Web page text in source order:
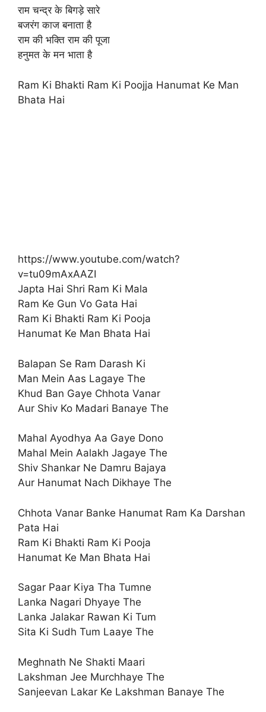
राम चन्द्र के बिगड़े सारे
बजरंग काज बनाता है
राम की भक्ति राम की पूजा
हनुमत के मन भाता है
Ram Ki Bhakti Ram Ki Poojja Hanumat Ke Man
Bhata Hai
https://www.youtube.com/watch?
v=tu09mAxAAZI
Japta Hai Shri Ram Ki Mala
Ram Ke Gun Vo Gata Hai
Ram Ki Bhakti Ram Ki Pooja
Hanumat Ke Man Bhata Hai
Balapan Se Ram Darash Ki
Man Mein Aas Lagaye The
Khud Ban Gaye Chhota Vanar
Aur Shiv Ko Madari Banaye The
Mahal Ayodhya Aa Gaye Dono
Mahal Mein Aalakh Jagaye The
Shiv Shankar Ne Damru Bajaya
Aur Hanumat Nach Dikhaye The
Chhota Vanar Banke Hanumat Ram Ka Darshan
Pata Hai
Ram Ki Bhakti Ram Ki Pooja
Hanumat Ke Man Bhata Hai
Sagar Paar Kiya Tha Tumne
Lanka Nagari Dhyaye The
Lanka Jalakar Rawan Ki Tum
Sita Ki Sudh Tum Laaye The
Meghnath Ne Shakti Maari
Lakshman Jee Murchhaye The
Sanjeevan Lakar Ke Lakshman Banaye The